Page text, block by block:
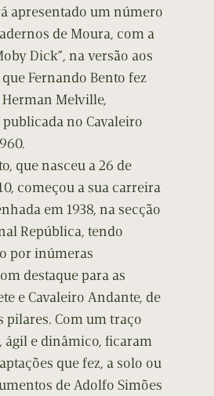
apresentado um número
de Moura, com a
Dick”, na versão aos
Fernando Bento fez
Melville,
no Cavaleiro
que nasceu a 26 de
começou a sua carreira
em 1938, na secção
República, tendo
por inúmeras
destaque para as
e Cavaleiro Andante, de
pilares. Com um traço
ágil e dinâmico, ficaram
que fez, a solo ou
de Adolfo Simões